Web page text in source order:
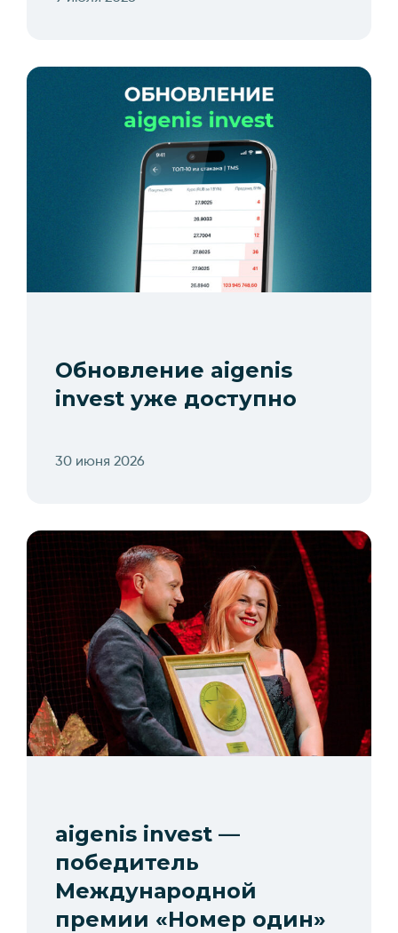
Обновление aigenis
invest уже доступно
30 июня 2026
aigenis invest —
победитель
Международной
премии «Номер один»